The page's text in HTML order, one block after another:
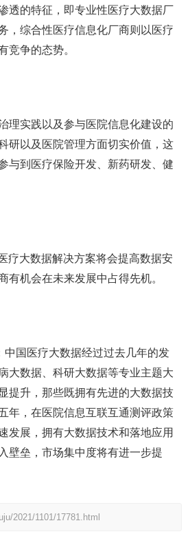
透的特征，即专业性医疗大数据厂
，综合性医疗信息化厂商则以医疗
竞争的态势。
理实践以及参与医院信息化建设的
研以及医院管理方面切实价值，这
与到医疗保险开发、新药研发、健
疗大数据解决方案将会提高数据安
机会在未来发展中占得先机。
中国医疗大数据经过过去几年的发
大数据、科研大数据等专业主题大
提升，那些既拥有先进的大数据技
年，在医院信息互联互通测评政策
发展，拥有大数据技术和落地应用
壁垒，市场集中度将有进一步提
2021/1101/17781.html